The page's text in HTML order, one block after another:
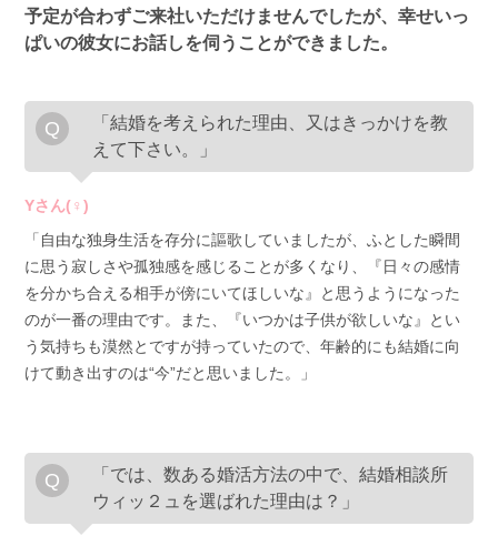
予定が合わずご来社いただけませんでしたが、幸せいっ
ぱいの彼女にお話しを伺うことができました。
「結婚を考えられた理由、又はきっかけを教
えて下さい。」
Yさん(♀)
「自由な独身生活を存分に謳歌していましたが、ふとした瞬間
に思う寂しさや孤独感を感じることが多くなり、『日々の感情
を分かち合える相手が傍にいてほしいな』と思うようになった
のが一番の理由です。また、『いつかは子供が欲しいな』とい
う気持ちも漠然とですが持っていたので、年齢的にも結婚に向
けて動き出すのは“今”だと思いました。」
「では、数ある婚活方法の中で、結婚相談所
ウィッ２ュを選ばれた理由は？」